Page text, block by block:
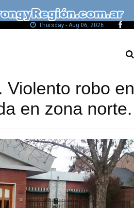
Thursday - Aug 06, 2026
Violento robo en
en zona norte.